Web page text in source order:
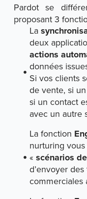
Pardot se
proposant 3
La
deux
actions
données
Si vos clients
de vente, si
si un contact
avec un autre
La fonction
nurturing
«scénarios
d’envoyer
commerciales